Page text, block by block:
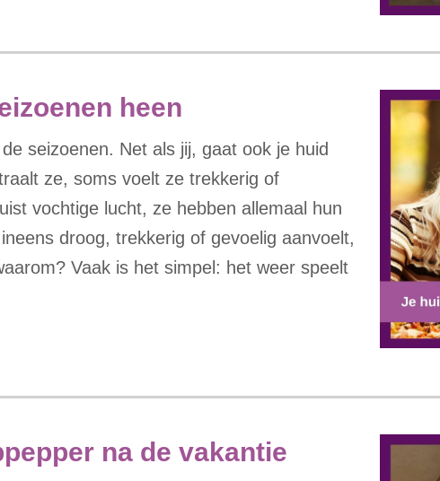
heen
seizoenen. Net als jij, gaat ook je huid
ze, soms voelt ze trekkerig of
vochtige lucht, ze hebben allemaal hun
droog, trekkerig of gevoelig aanvoelt,
Vaak is het simpel: het weer speelt
na de vakantie